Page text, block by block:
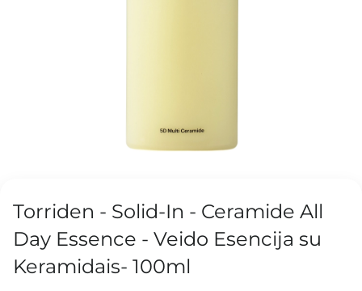
Torriden - Solid-In - Ceramide All
Day Essence - Veido Esencija su
Keramidais- 100ml